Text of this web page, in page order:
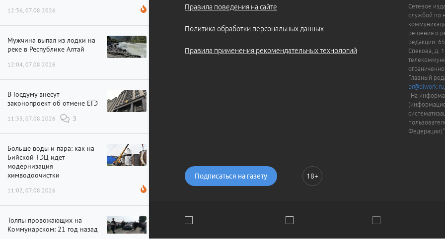
12:36, 07.08.2026
Мужчина выпал из лодки на
реке в Республике Алтай
12:04, 07.08.2026
В Госдуму внесут
законопроект об отмене ЕГЭ
11:33, 07.08.2026 3
Больше воды и пара: как на
Бийской ТЭЦ идет
модернизация
химводоочистки
11:02, 07.08.2026
Толпы провожающих на
Коммунарском: 21 год назад
Правила поведения на сайте
Политика обработки персональных данных
Правила применения рекомендательных технологий
Сетевое
службой по
решения о
редакции:
Спекова, д.
Главный
br@biwork.ru
"На
Федерации)".
Подписаться на газету 18+